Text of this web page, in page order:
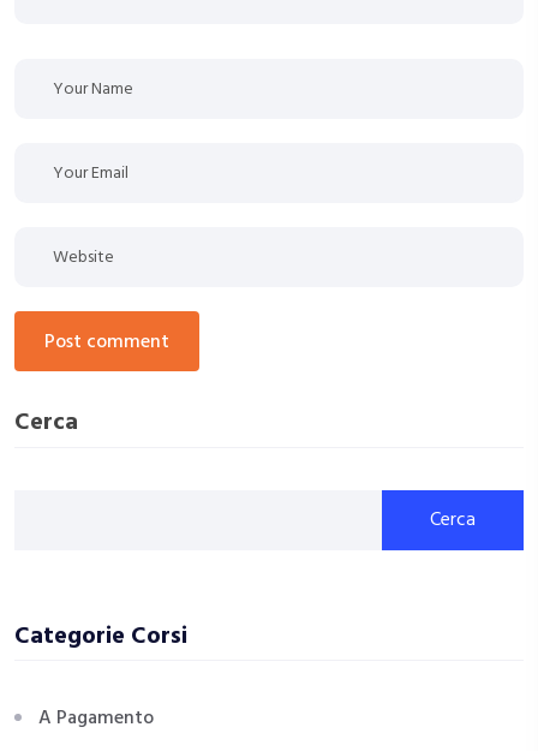
post comment
Cerca
Cerca
Categorie Corsi
A Pagamento